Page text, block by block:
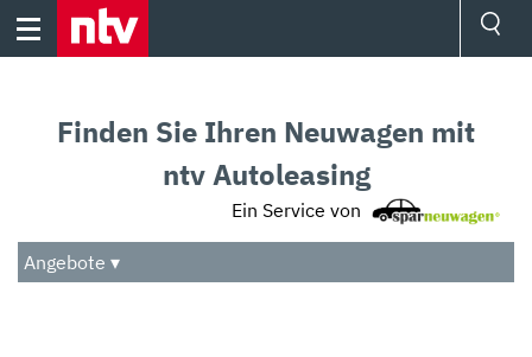
Skip
Audio
Das Beste
Finden Sie Ihren Neuwagen mit
ntv Autoleasing
Ein Service von
Angebote ▾